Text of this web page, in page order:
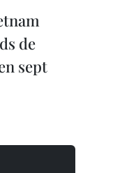
de
sept